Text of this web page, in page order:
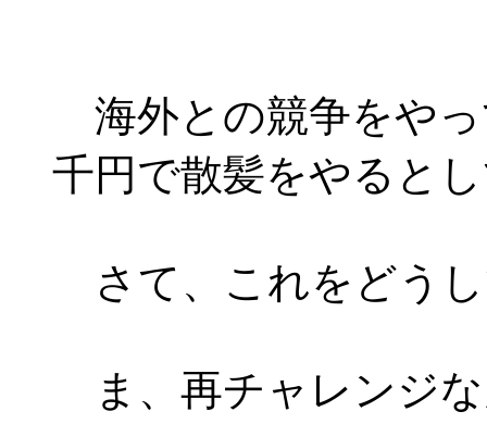
海外との競争をや
千円で散髪をやると
さて、これをどう
ま、再チャレンジな